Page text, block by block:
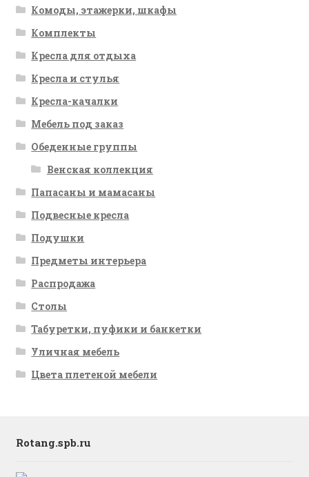
Комоды, этажерки, шкафы
Комплекты
Кресла для отдыха
Кресла и стулья
Кресла-качалки
Мебель под заказ
Обеденные группы
Венская коллекция
Папасаны и мамасаны
Подвесные кресла
Подушки
Предметы интерьера
Распродажа
Столы
Табуретки, пуфики и банкетки
Уличная мебель
Цвета плетеной мебели
Rotang.spb.ru